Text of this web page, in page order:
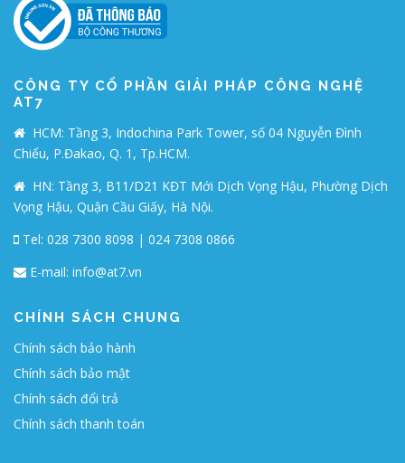
CÔNG TY CỔ PHẦN GIẢI PHÁP CÔNG NGHỆ
AT7
HCM: Tầng 3, Indochina Park Tower, số 04 Nguyễn Đình
Chiểu, P.Đakao, Q. 1, Tp.HCM.
HN: Tầng 3, B11/D21 KĐT Mới Dịch Vọng Hậu, Phường Dịch
Vọng Hậu, Quận Cầu Giấy, Hà Nội.
Tel: 028 7300 8098 | 024 7308 0866
E-mail: info@at7.vn
CHÍNH SÁCH CHUNG
Chính sách bảo hành
Chính sách bảo mật
Chính sách đổi trả
Chính sách thanh toán